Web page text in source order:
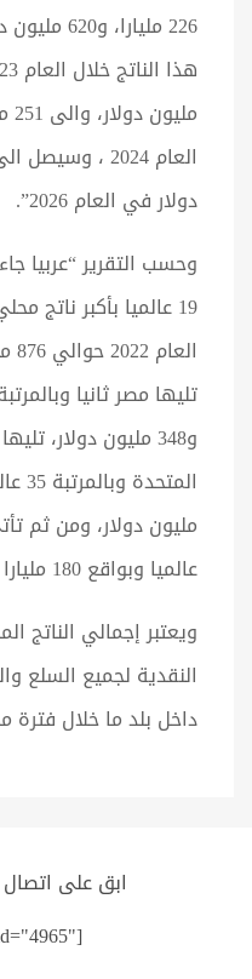
226
دولار في العام 2026”.
وحسب التقرير “عربيا
19 عالميا بأكبر
و348 مليون دولار،
عالميا وبواقع 180 مليارا و883 مليون دولار”.
ويعتبر إجمالي الناتج
النقدية لجميع السلع
داخل بلد ما خلال فترة
ابق على اتصال